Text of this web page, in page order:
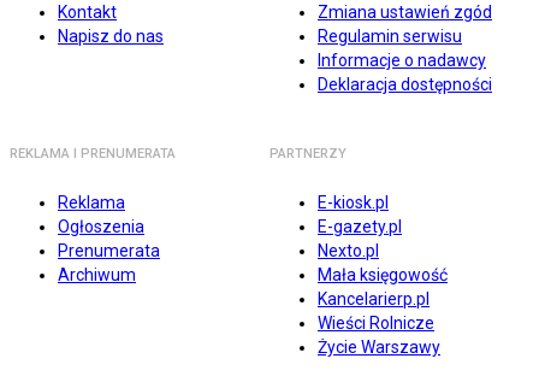
Kontakt
Napisz do nas
Zmiana ustawień zgód
Regulamin serwisu
Informacje o nadawcy
Deklaracja dostępności
REKLAMA I PRENUMERATA
Reklama
Ogłoszenia
Prenumerata
Archiwum
PARTNERZY
E-kiosk.pl
E-gazety.pl
Nexto.pl
Mała księgowość
Kancelarierp.pl
Wieści Rolnicze
Życie Warszawy